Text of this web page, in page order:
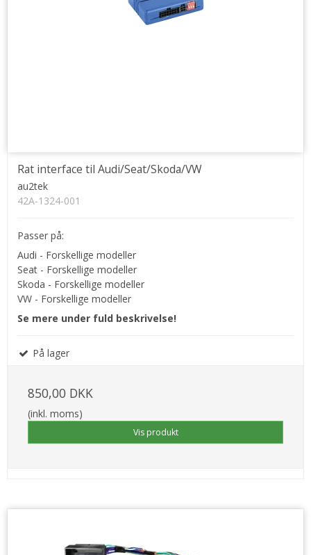
Rat interface til Audi/Seat/Skoda/VW
au2tek
42A-1324-001
Passer på:
Audi - Forskellige modeller
Seat - Forskellige modeller
Skoda - Forskellige modeller
VW - Forskellige modeller
Se mere under fuld beskrivelse!
På lager
850,00 DKK
(inkl. moms)
Vis produkt